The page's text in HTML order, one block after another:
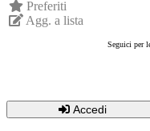
Preferiti
Agg. a lista
Seguici per
Accedi